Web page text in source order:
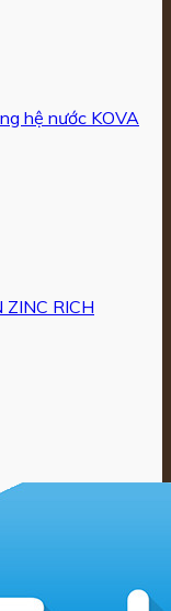
hệ nước KOVA
ZINC RICH
(màu trắng, đỏ)